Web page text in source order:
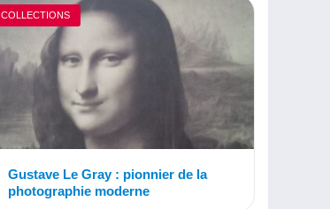
COLLECTIONS
Gustave Le Gray : pionnier de la
photographie moderne